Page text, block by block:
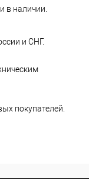
в наличии.
и СНГ.
покупателей.